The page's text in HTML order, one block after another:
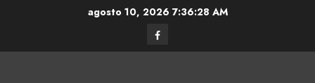
agosto 10, 2026 7:36:29 AM